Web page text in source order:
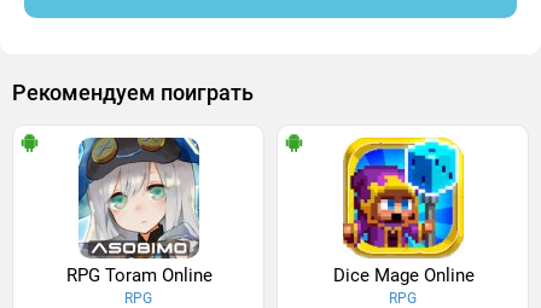
Рекомендуем поиграть
RPG Toram Online
RPG
Dice Mage Online
RPG